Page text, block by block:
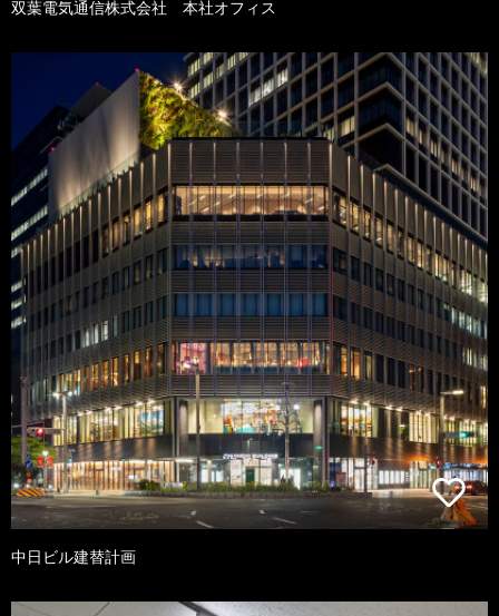
双葉電気通信株式会社 本社オフィス
中日ビル建替計画